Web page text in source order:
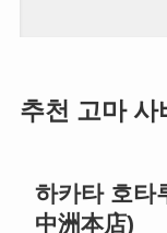
추천 고마 사
하카타 호타
中洲本店)